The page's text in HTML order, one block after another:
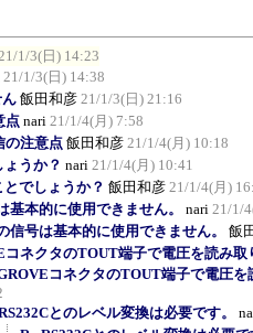
1/3(日) 14:23
21/1/3(日) 14:38
飯田和彦 21/1/3(日) 21:16
点nari 21/1/4(月) 7:58
の注意点飯田和彦 21/1/4(月) 10:18
うか？ nari 21/1/4(月) 10:41
でしょうか？ 飯田和彦 21/1/4(月)
基本的に使用できません。
nari 21/1/
信号は基本的に使用できません。
飯
コネクタのTOUT端子で電圧を読み取
コネクタのTOUT端子で電圧を
とのレベル変換は必要です。